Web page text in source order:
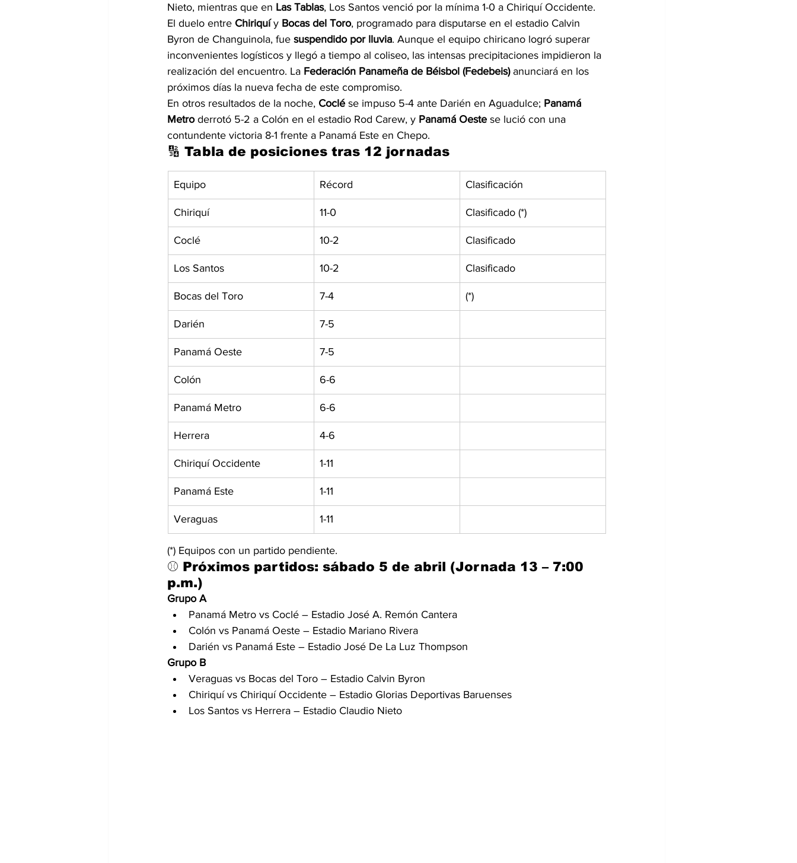
Nieto, mientras que en Las Tablas, Los Santos venció por la mínima 1-0 a Chiriquí Occidente.
El duelo entre Chiriquí y Bocas del Toro, programado para disputarse en el estadio Calvin
Byron de Changuinola, fue suspendido por lluvia. Aunque el equipo chiricano logró superar
inconvenientes logísticos y llegó a tiempo al coliseo, las intensas precipitaciones impidieron la
realización del encuentro. La Federación Panameña de Béisbol (Fedebeis) anunciará en los
próximos días la nueva fecha de este compromiso.
En otros resultados de la noche, Coclé se impuso 5-4 ante Darién en Aguadulce; Panamá
Metro derrotó 5-2 a Colón en el estadio Rod Carew, y Panamá Oeste se lució con una
contundente victoria 8-1 frente a Panamá Este en Chepo.
🔢 Tabla de posiciones tras 12 jornadas
Equipo Récord Clasificación
Chiriquí 11-0 Clasificado (*)
Coclé 10-2 Clasificado
Los Santos 10-2 Clasificado
Bocas del Toro 7-4 (*)
Darién 7-5
Panamá Oeste 7-5
Colón 6-6
Panamá Metro 6-6
Herrera 4-6
Chiriquí Occidente 1-11
Panamá Este 1-11
Veraguas 1-11
(*) Equipos con un partido pendiente.
⚾ Próximos partidos: sábado 5 de abril (Jornada 13 – 7:00
p.m.)
Grupo A
Panamá Metro vs Coclé – Estadio José A. Remón Cantera
Colón vs Panamá Oeste – Estadio Mariano Rivera
Darién vs Panamá Este – Estadio José De La Luz Thompson
Grupo B
Veraguas vs Bocas del Toro – Estadio Calvin Byron
Chiriquí vs Chiriquí Occidente – Estadio Glorias Deportivas Baruenses
Los Santos vs Herrera – Estadio Claudio Nieto